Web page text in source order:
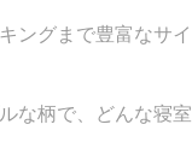
ングまで豊富なサ
な柄で、どんな寝